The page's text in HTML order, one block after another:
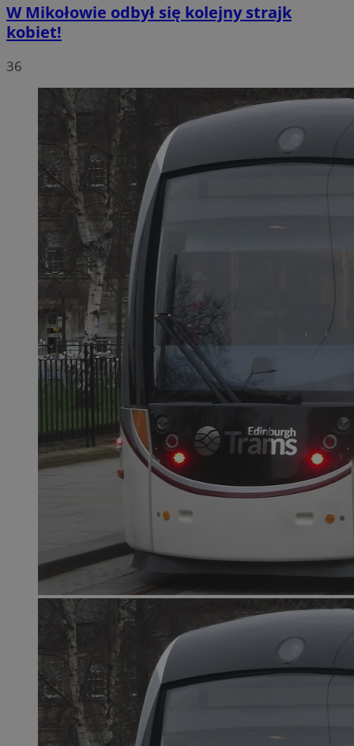
W Mikołowie odbył się kolejny strajk
kobiet!
36